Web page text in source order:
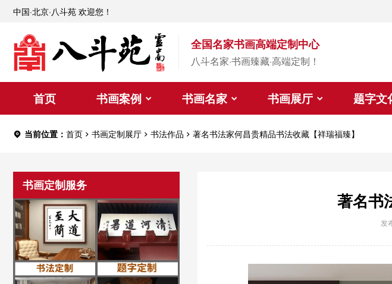
中国·北京·八斗苑 欢迎您！
全国名家书画高端定制中心
八斗名家·书画臻藏·高端定制！
首页 书画案例 书画名家 书画展厅 题字文
当前位置： 首页 书画定制展厅 书法作品 著名书法家何昌贵精品书法收藏【祥瑞福臻】
书画定制服务
著名书
发